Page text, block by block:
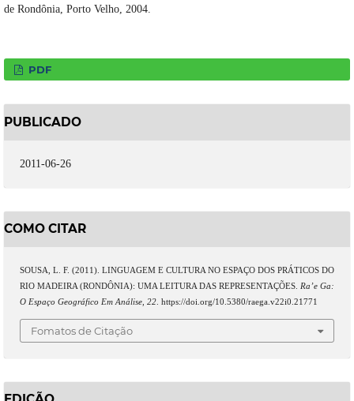
de Rondônia, Porto Velho, 2004.
PDF
PUBLICADO
2011-06-26
COMO CITAR
SOUSA, L. F. (2011). LINGUAGEM E CULTURA NO ESPAÇO DOS PRÁTICOS DO
RIO MADEIRA (RONDÔNIA): UMA LEITURA DAS REPRESENTAÇÕES. Ra’e Ga:
O Espaço Geográfico Em Análise, 22. https://doi.org/10.5380/raega.v22i0.21771
Fomatos de Citação